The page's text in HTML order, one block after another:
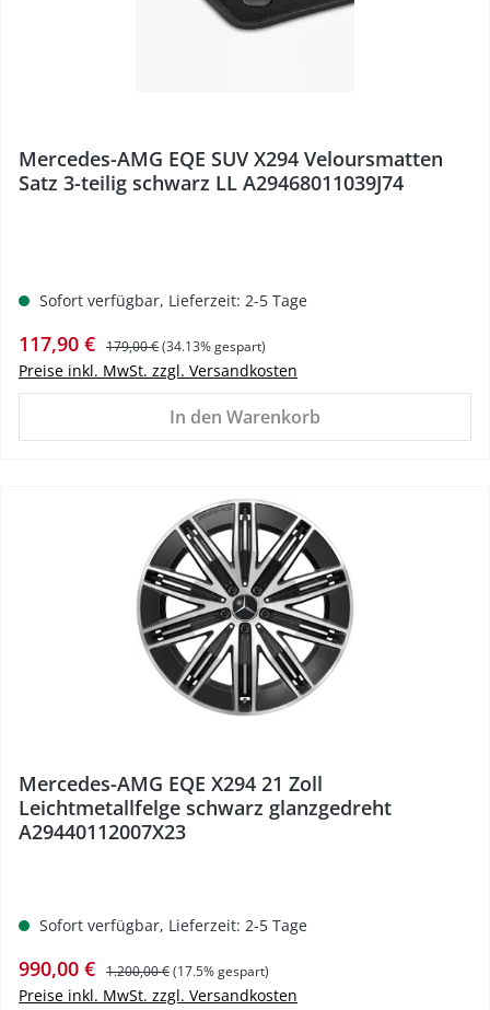
Mercedes-AMG EQE SUV X294 Veloursmatten
Satz 3-teilig schwarz LL A29468011039J74
Sofort verfügbar, Lieferzeit: 2-5 Tage
Verkaufspreis:
117,90 € Regulärer Preis:
179,00 €(34.13% gespart)
Preise inkl. MwSt. zzgl. Versandkosten
In den Warenkorb
Mercedes-AMG EQE X294 21 Zoll
Leichtmetallfelge schwarz glanzgedreht
A29440112007X23
Sofort verfügbar, Lieferzeit: 2-5 Tage
Verkaufspreis:
990,00 € Regulärer Preis:
1.200,00 €(17.5% gespart)
Preise inkl. MwSt. zzgl. Versandkosten